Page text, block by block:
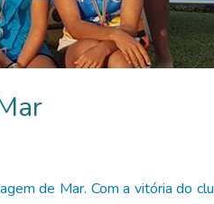
de Mar. Com a vitória do